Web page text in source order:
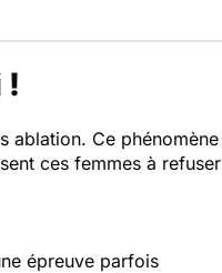
!
ablation. Ce phénomène
ces femmes à refuser
épreuve parfois